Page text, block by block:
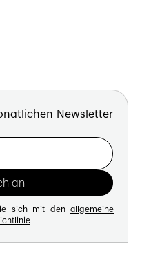
Newsletter
sich mit den allgemeine